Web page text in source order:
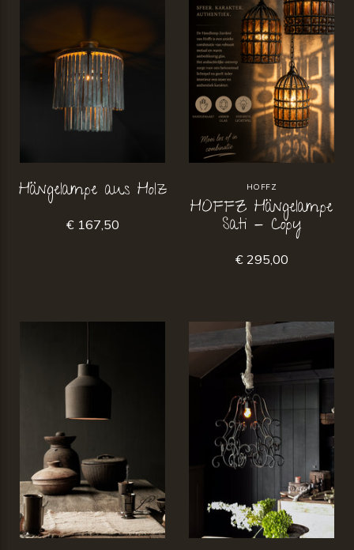
Hängelampe aus Holz
€ 167,50
HOFFZ
HOFFZ Hängelampe
Sati - Copy
€ 295,00